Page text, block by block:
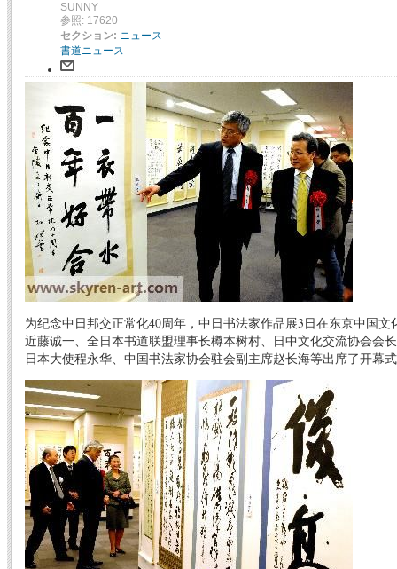
SUNNY
参照: 17620
セクション: ニュース -
書道ニュース
为纪念中日邦交正常化40周年，中日书法家作品展3日在东京中国
近藤诚一、全日本书道联盟理事长樽本树村、日中文化交流协会会
日本大使程永华、中国书法家协会驻会副主席赵长海等出席了开幕